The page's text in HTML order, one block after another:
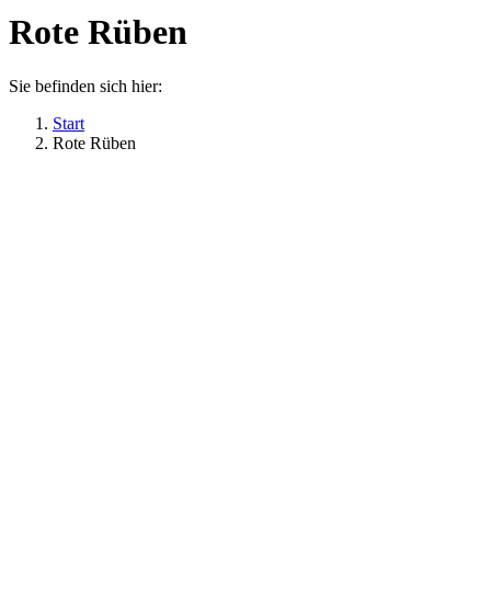
Rote Rüben
Sie befinden sich hier:
Start
Rote Rüben